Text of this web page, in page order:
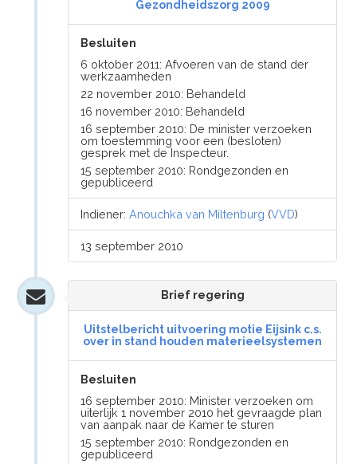
Gezondheidszorg 2009
Besluiten
6 oktober 2011: Afvoeren van de stand der
werkzaamheden
22 november 2010: Behandeld
16 november 2010: Behandeld
16 september 2010: De minister verzoeken
om toestemming voor een (besloten)
gesprek met de Inspecteur.
15 september 2010: Rondgezonden en
gepubliceerd
Indiener:Anouchka van Miltenburg (VVD)
13 september 2010
Brief regering
Uitstelbericht uitvoering motie Eijsink c.s.
over in stand houden materieelsystemen
Besluiten
16 september 2010: Minister verzoeken om
uiterlijk 1 november 2010 het gevraagde plan
van aanpak naar de Kamer te sturen
15 september 2010: Rondgezonden en
gepubliceerd